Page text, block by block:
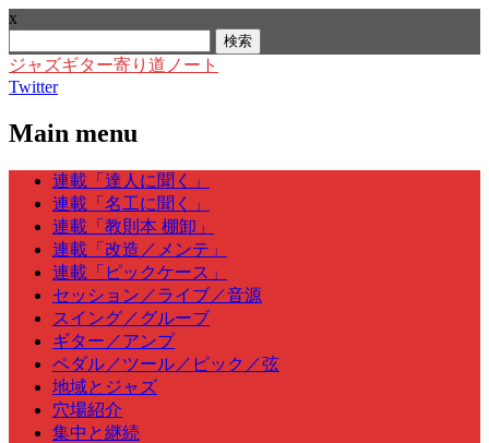
x
索:
ジャズギター寄り道ノート
Twitter
Main menu
Skip
content
連載「達人に聞く」
連載「名工に聞く」
連載「教則本 棚卸」
連載「改造／メンテ」
連載「ピックケース」
セッション／ライブ／音源
スイング／グルーブ
ギター／アンプ
ペダル／ツール／ピック／弦
地域とジャズ
穴場紹介
集中と継続